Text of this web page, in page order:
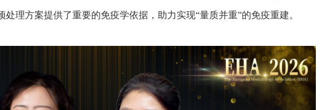
理方案提供了重要的免疫学依据，助力实现“量质并重”的免疫重建。